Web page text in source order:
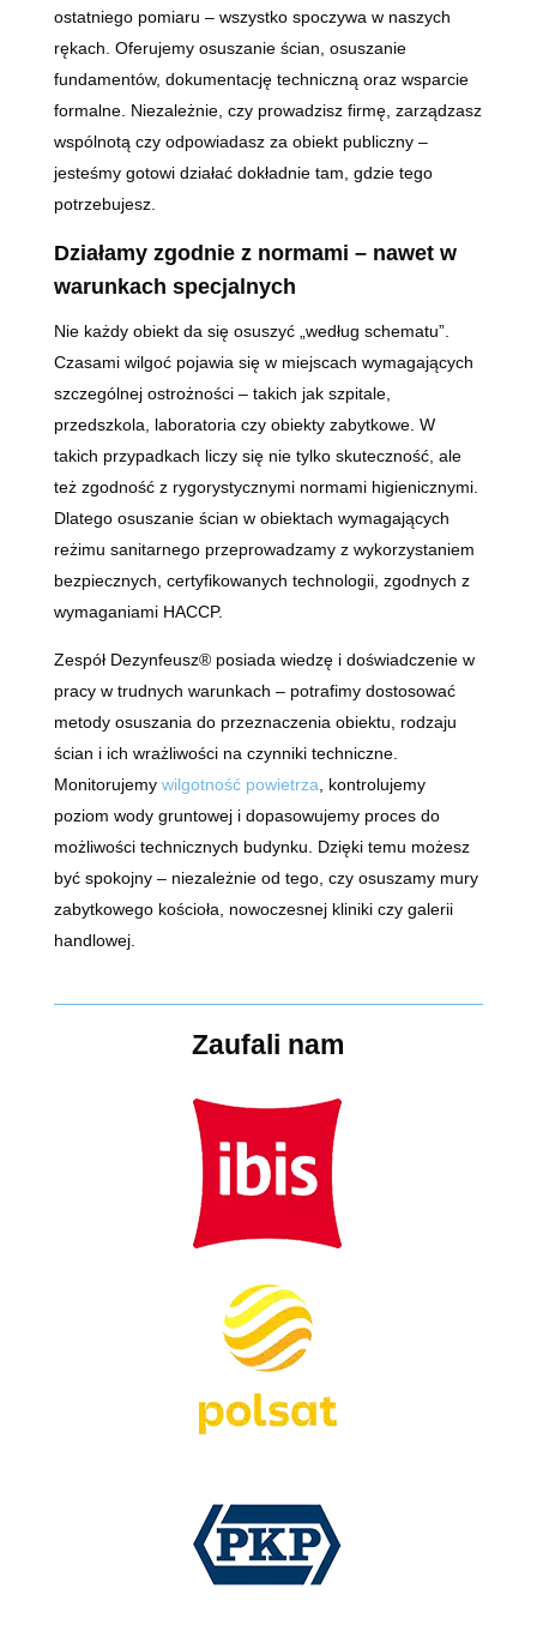
ostatniego pomiaru – wszystko spoczywa w naszych
rękach. Oferujemy osuszanie ścian, osuszanie
fundamentów, dokumentację techniczną oraz wsparcie
formalne. Niezależnie, czy prowadzisz firmę, zarządzasz
wspólnotą czy odpowiadasz za obiekt publiczny –
jesteśmy gotowi działać dokładnie tam, gdzie tego
potrzebujesz.
Działamy zgodnie z normami – nawet w
warunkach specjalnych
Nie każdy obiekt da się osuszyć „według schematu”.
Czasami wilgoć pojawia się w miejscach wymagających
szczególnej ostrożności – takich jak szpitale,
przedszkola, laboratoria czy obiekty zabytkowe. W
takich przypadkach liczy się nie tylko skuteczność, ale
też zgodność z rygorystycznymi normami higienicznymi.
Dlatego osuszanie ścian w obiektach wymagających
reżimu sanitarnego przeprowadzamy z wykorzystaniem
bezpiecznych, certyfikowanych technologii, zgodnych z
wymaganiami HACCP.
Zespół Dezynfeusz® posiada wiedzę i doświadczenie w
pracy w trudnych warunkach – potrafimy dostosować
metody osuszania do przeznaczenia obiektu, rodzaju
ścian i ich wrażliwości na czynniki techniczne.
Monitorujemy wilgotność powietrza , kontrolujemy
poziom wody gruntowej i dopasowujemy proces do
możliwości technicznych budynku. Dzięki temu możesz
być spokojny – niezależnie od tego, czy osuszamy mury
zabytkowego kościoła, nowoczesnej kliniki czy galerii
handlowej.
Zaufali nam